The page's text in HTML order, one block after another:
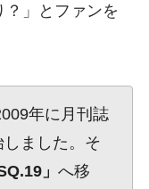
」とファンを
年に月刊誌
ました。そ
」 へ移